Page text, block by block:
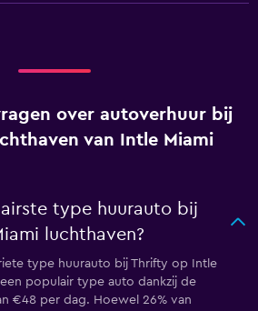
over autoverhuur bij
van Intle Miami
type huurauto bij
luchthaven?
type huurauto bij Thrifty op Intle
populair type auto dankzij de
€48 per dag. Hoewel 26% van